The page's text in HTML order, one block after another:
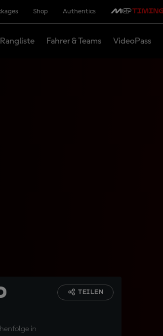
Shop Authentics
Rangliste Fahrer & Teams VideoPass
in
TEILEN